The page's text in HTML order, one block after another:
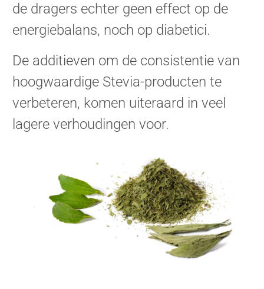
de dragers echter geen effect op de
energiebalans, noch op diabetici.
De additieven om de consistentie van
hoogwaardige Stevia-producten te
verbeteren, komen uiteraard in veel
lagere verhoudingen voor.